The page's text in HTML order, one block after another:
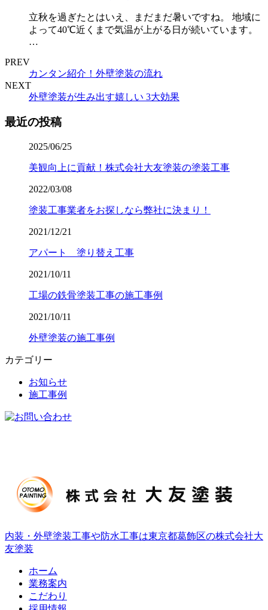
立秋を過ぎたとはいえ、まだまだ暑いですね。 地域に
よって40℃近くまで気温が上がる日が続いています。
…
PREV
カンタン紹介！外壁塗装の流れ
NEXT
外壁塗装が生み出す嬉しい 3大効果
最近の投稿
2025/06/25
美観向上に貢献！株式会社大友塗装の塗装工事
2022/03/08
塗装工事業者をお探しなら弊社に決まり！
2021/12/21
アパート 塗り替え工事
2021/10/11
工場の鉄骨塗装工事の施工事例
2021/10/11
外壁塗装の施工事例
カテゴリー
お知らせ
施工事例
内装・外壁塗装工事や防水工事は東京都葛飾区の株式会社大
友塗装
ホーム
業務案内
こだわり